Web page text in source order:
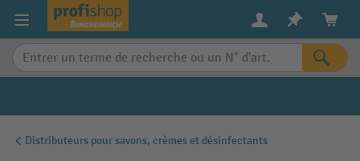
content
Distributeurs pour savons, crèmes et désinfectants